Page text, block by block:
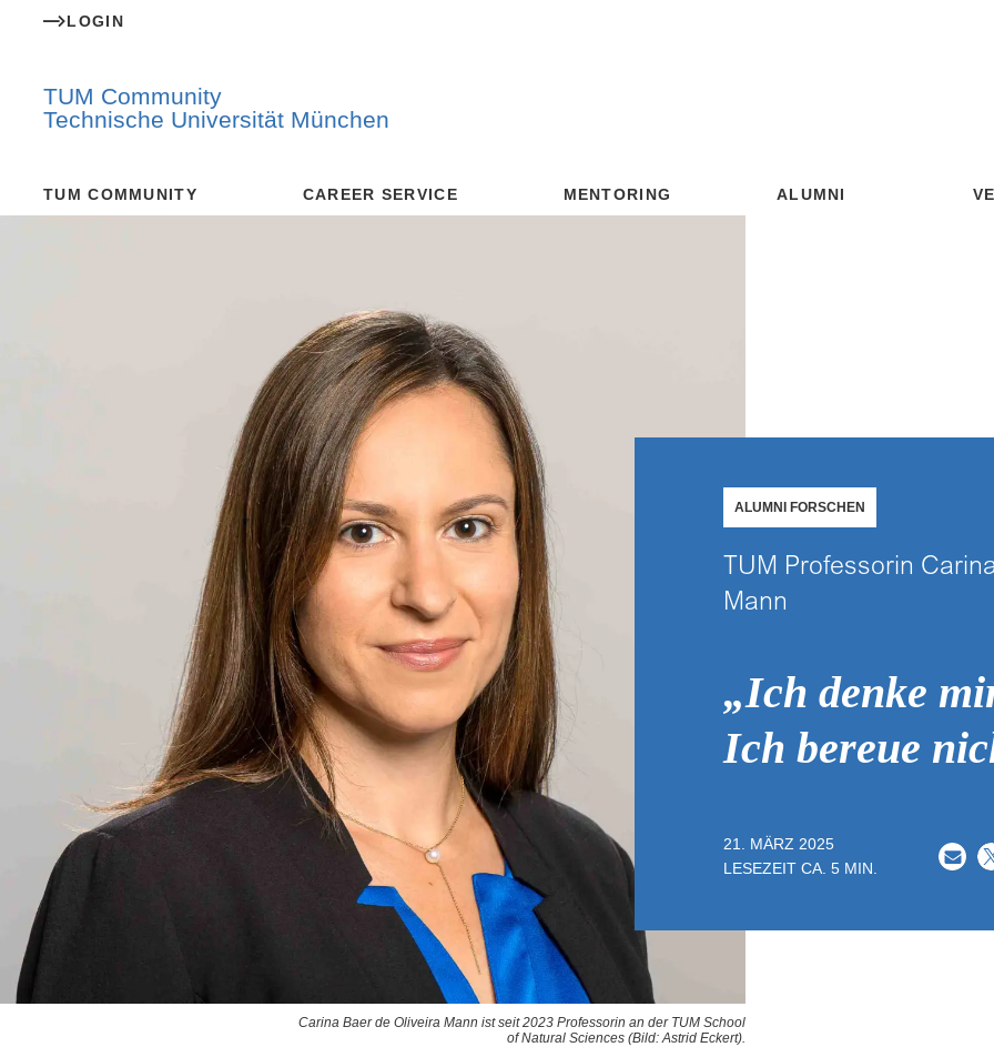
LOGIN
TUM Community
Technische Universität München
TUM COMMUNITY CAREER SERVICE MENTORING ALUMNI
Carina Baer de Oliveira Mann ist seit 2023 Professorin an der TUM School
of Natural Sciences (Bild: Astrid Eckert).
ALUMNI FORSCHEN
TUM Professorin
Mann
„Ich denke
Ich bereue
21. MÄRZ 2025
LESEZEIT CA. 5 MIN.